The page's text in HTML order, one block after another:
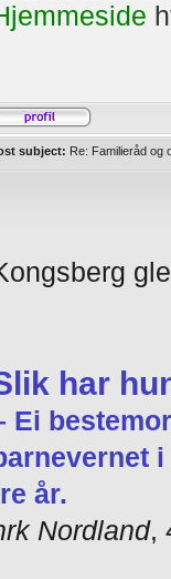
subject: Re: Familieråd og
har
Ei
år.
Nordland,